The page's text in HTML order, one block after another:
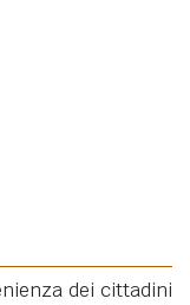
dei cittadini